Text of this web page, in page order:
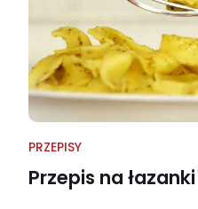
PRZEPISY
Przepis na